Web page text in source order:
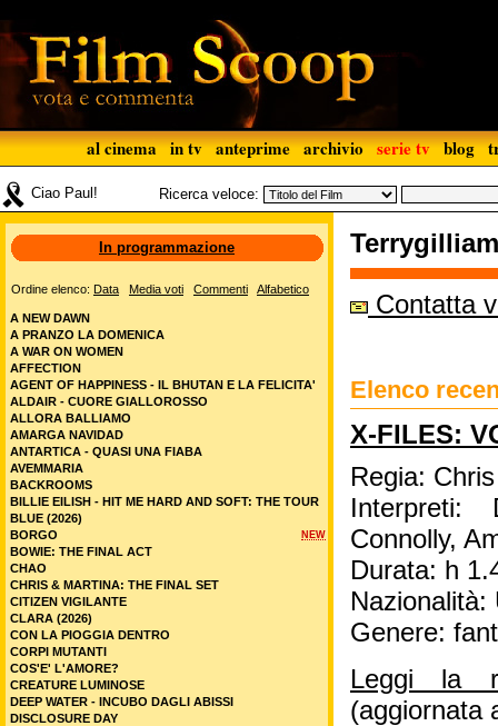
al cinema in tv anteprime archivio serie tv blog
Ciao Paul! Ricerca veloce:
Terrygilliam
Contatta
Elenco
X-FILES:
Regia:
Interpreti:
Connolly,
Durata: h
Nazionalità:
Genere:
Leggi la
(aggiornata
In programmazione
Ordine elenco: Data Media voti Commenti Alfabetico
A NEW DAWN
A PRANZO LA DOMENICA
A WAR ON WOMEN
AFFECTION
AGENT OF HAPPINESS - IL BHUTAN E LA FELICITA'
ALDAIR - CUORE GIALLOROSSO
ALLORA BALLIAMO
AMARGA NAVIDAD
ANTARTICA - QUASI UNA FIABA
AVEMMARIA
BACKROOMS
BILLIE EILISH - HIT ME HARD AND SOFT: THE TOUR
BLUE (2026)
NEW
BORGO
BOWIE: THE FINAL ACT
CHAO
CHRIS & MARTINA: THE FINAL SET
CITIZEN VIGILANTE
CLARA (2026)
CON LA PIOGGIA DENTRO
CORPI MUTANTI
COS'E' L'AMORE?
CREATURE LUMINOSE
DEEP WATER - INCUBO DAGLI ABISSI
DISCLOSURE DAY